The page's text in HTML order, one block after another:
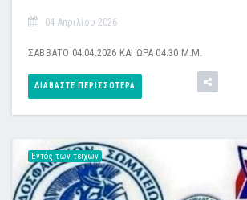
04 Απριλίου 2026
ΣΑΒΒΑΤΟ 04.04.2026 ΚΑΙ ΩΡΑ 04.30 Μ.Μ.
ΔΙΑΒΆΣΤΕ ΠΕΡΙΣΣΌΤΕΡΑ
Εντός των τειχών